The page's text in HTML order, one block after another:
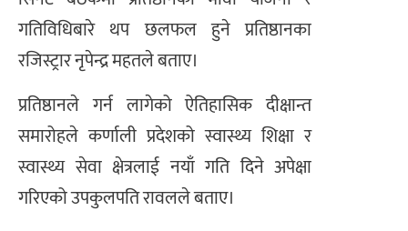
गतिविधिबारे थप छलफल हुने प्रतिष्ठानका
रजिस्ट्रार नृपेन्द्र महतले बताए।
प्रतिष्ठानले गर्न लागेको ऐतिहासिक दीक्षान्त
समारोहले कर्णाली प्रदेशको स्वास्थ्य शिक्षा र
स्वास्थ्य सेवा क्षेत्रलाई नयाँ गति दिने अपेक्षा
गरिएको उपकुलपति रावलले बताए।